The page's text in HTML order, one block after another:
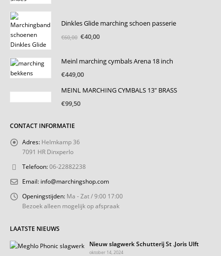
Dinkles Glide marching schoen passerie
€60,00 Oorspronkelijke
€60,00.
€40,00Huidige
€40,00.
Meinl marching cymbals Arena 18 inch
€449,00
MEINL MARCHING CYMBALS 13" BRASS
€99,50
CONTACT INFORMATIE
Adres: Helmkamp 36
7091 HR Dinxperlo
Telefoon:06-22882238
Email: info@marchingshop.com
Openingstijden: Ma - Zat / 9:00 17:00
Bezoek alleen mogelijk op afspraak
LAATSTE NIEUWS
Nieuw slagwerk Schutterij St .Joris Ulft
oktober 14, 2024